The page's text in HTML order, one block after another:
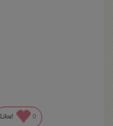
Like! 0